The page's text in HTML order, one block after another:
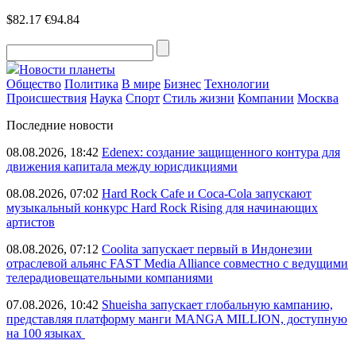
$82.17 €94.84
Новости планеты
Общество Политика В мире Бизнес Технологии
Происшествия Наука Спорт Стиль жизни Компании Москва
Последние новости
08.08.2026, 18:42 Edenex: создание защищенного контура для
движения капитала между юрисдикциями
08.08.2026, 07:02 Hard Rock Cafe и Coca-Cola запускают
музыкальный конкурс Hard Rock Rising для начинающих
артистов
08.08.2026, 07:12 Coolita запускает первый в Индонезии
отраслевой альянс FAST Media Alliance совместно с ведущими
телерадиовещательными компаниями
07.08.2026, 10:42 Shueisha запускает глобальную кампанию,
представляя платформу манги MANGA MILLION, доступную
на 100 языках